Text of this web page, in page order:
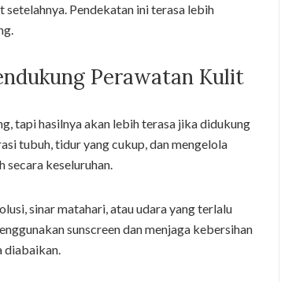
Pendekatan ini terasa lebih
Perawatan Kulit
tapi hasilnya akan lebih terasa jika didukung
tubuh, tidur yang cukup, dan mengelola
secara keseluruhan.
sinar matahari, atau udara yang terlalu
sunscreen dan menjaga kebersihan
diabaikan.